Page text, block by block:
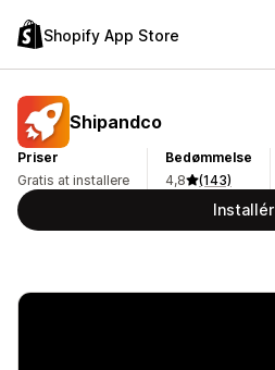
Shopify App Store
Shipandco
Priser
Gratis at installere
Bedømmelse
4,8
(143)
Installér